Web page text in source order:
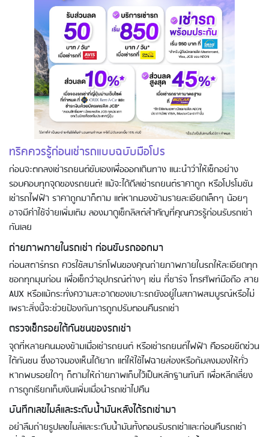
ทริคควรรู้ก่อนเช่ารถแบบฉบับมือโปร
ก่อนจะตกลงเช่ารถยนต์ขับเองเพื่อออกเดินทาง แนะนำว่าให้เช็กอย่าง
รอบคอบทุกจุดของรถยนต์! แม้จะได้ดีลเช่ารถยนต์ราคาถูก หรือโปรโมชัน
เช่ารถไฟฟ้า ราคาถูกมาก็ตาม แต่หากมองข้ามรายละเอียดเล็กๆ น้อยๆ
อาจมีค่าใช้จ่ายเพิ่มเติม ลองมาดูเช็กลิสต์สำคัญที่คุณควรรู้ก่อนรับรถเช่า
กันเลย
ถ่ายภาพภายในรถเช่า ก่อนขับรถออกมา
ก่อนสตาร์ทรถ ควรใช้สมาร์ทโฟนของคุณถ่ายภาพภายในรถให้ละเอียดทุก
ซอกทุกมุมก่อน เพื่อเช็กว่าอุปกรณ์ต่างๆ เช่น ที่ชาร์จ โทรศัพท์มือถือ สาย
AUX หรือแม้กระทั่งความสะอาดของเบาะรถยังอยู่ในสภาพสมบูรณ์หรือไม่
เพราะสิ่งนี้จะช่วยป้องกันการถูกปรับตอนคืนรถเช่า
ตรวจเช็กรอยใต้กันชนของรถเช่า
จุดที่หลายคนมองข้ามเมื่อเช่ารถยนต์ หรือเช่ารถยนต์ไฟฟ้า คือรอยขีดข่วน
ใต้กันชน ซึ่งอาจมองเห็นได้ยาก แต่ให้ใช้ไฟฉายส่องหรือก้มลงมองให้ทั่ว
หากพบรอยใดๆ ก็ตามให้ถ่ายภาพเก็บไว้เป็นหลักฐานทันที เพื่อหลีกเลี่ยง
การถูกเรียกเก็บเงินเพิ่มเมื่อนำรถเช่าไปคืน
บันทึกเลขไมล์และระดับน้ำมันหลังได้รถเช่ามา
อย่าลืมถ่ายรูปเลขไมล์และระดับน้ำมันทั้งตอนรับรถเช่าและก่อนคืนรถเช่า